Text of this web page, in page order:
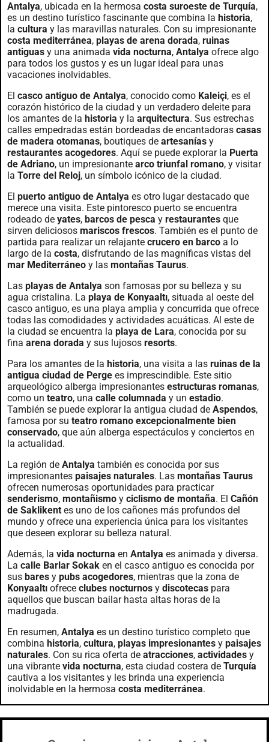
Antalya, ubicada en la hermosa costa suroeste de Turquía,
es un destino turístico fascinante que combina la historia,
la cultura y las maravillas naturales. Con su impresionante
costa mediterránea, playas de arena dorada, ruinas
antiguas y una animada vida nocturna, Antalya ofrece algo
para todos los gustos y es un lugar ideal para unas
vacaciones inolvidables.
El casco antiguo de Antalya, conocido como Kaleiçi, es el
corazón histórico de la ciudad y un verdadero deleite para
los amantes de la historia y la arquitectura. Sus estrechas
calles empedradas están bordeadas de encantadoras casas
de madera otomanas, boutiques de artesanías y
restaurantes acogedores. Aquí se puede explorar la Puerta
de Adriano, un impresionante arco triunfal romano, y visitar
la Torre del Reloj, un símbolo icónico de la ciudad.
El puerto antiguo de Antalya es otro lugar destacado que
merece una visita. Este pintoresco puerto se encuentra
rodeado de yates, barcos de pesca y restaurantes que
sirven deliciosos mariscos frescos. También es el punto de
partida para realizar un relajante crucero en barco a lo
largo de la costa, disfrutando de las magníficas vistas del
mar Mediterráneo y las montañas Taurus.
Las playas de Antalya son famosas por su belleza y su
agua cristalina. La playa de Konyaaltı, situada al oeste del
casco antiguo, es una playa amplia y concurrida que ofrece
todas las comodidades y actividades acuáticas. Al este de
la ciudad se encuentra la playa de Lara, conocida por su
fina arena dorada y sus lujosos resorts.
Para los amantes de la historia, una visita a las ruinas de la
antigua ciudad de Perge es imprescindible. Este sitio
arqueológico alberga impresionantes estructuras romanas,
como un teatro, una calle columnada y un estadio.
También se puede explorar la antigua ciudad de Aspendos,
famosa por su teatro romano excepcionalmente bien
conservado, que aún alberga espectáculos y conciertos en
la actualidad.
La región de Antalya también es conocida por sus
impresionantes paisajes naturales. Las montañas Taurus
ofrecen numerosas oportunidades para practicar
senderismo, montañismo y ciclismo de montaña. El Cañón
de Saklikent es uno de los cañones más profundos del
mundo y ofrece una experiencia única para los visitantes
que deseen explorar su belleza natural.
Además, la vida nocturna en Antalya es animada y diversa.
La calle Barlar Sokak en el casco antiguo es conocida por
sus bares y pubs acogedores, mientras que la zona de
Konyaaltı ofrece clubes nocturnos y discotecas para
aquellos que buscan bailar hasta altas horas de la
madrugada.
En resumen, Antalya es un destino turístico completo que
combina historia, cultura, playas impresionantes y paisajes
naturales. Con su rica oferta de atracciones, actividades y
una vibrante vida nocturna, esta ciudad costera de Turquía
cautiva a los visitantes y les brinda una experiencia
inolvidable en la hermosa costa mediterránea.